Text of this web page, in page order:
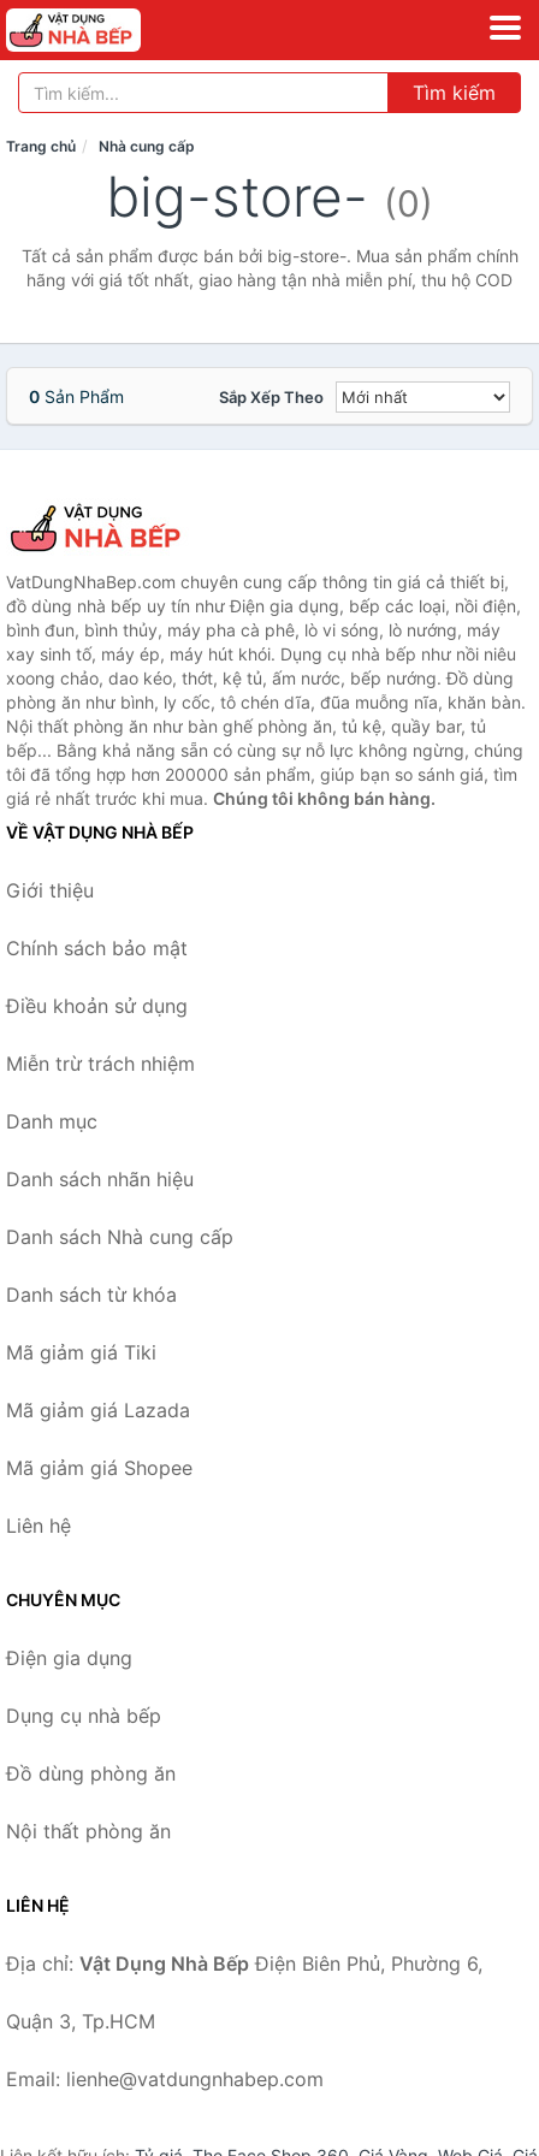
Tìm kiếm
Trang chủ Nhà cung cấp
big-store- (0)
Tất cả sản phẩm được bán bởi big-store-. Mua sản phẩm chính
hãng với giá tốt nhất, giao hàng tận nhà miễn phí, thu hộ COD
0 Sản Phẩm Sắp Xếp Theo
VatDungNhaBep.com chuyên cung cấp thông tin giá cả thiết bị,
đồ dùng nhà bếp uy tín như Điện gia dụng, bếp các loại, nồi điện,
bình đun, bình thủy, máy pha cà phê, lò vi sóng, lò nướng, máy
xay sinh tố, máy ép, máy hút khói. Dụng cụ nhà bếp như nồi niêu
xoong chảo, dao kéo, thớt, kệ tủ, ấm nước, bếp nướng. Đồ dùng
phòng ăn như bình, ly cốc, tô chén dĩa, đũa muỗng nĩa, khăn bàn.
Nội thất phòng ăn như bàn ghế phòng ăn, tủ kệ, quầy bar, tủ
bếp... Bằng khả năng sẵn có cùng sự nỗ lực không ngừng, chúng
tôi đã tổng hợp hơn 200000 sản phẩm, giúp bạn so sánh giá, tìm
giá rẻ nhất trước khi mua. Chúng tôi không bán hàng.
VỀ VẬT DỤNG NHÀ BẾP
Giới thiệu
Chính sách bảo mật
Điều khoản sử dụng
Miễn trừ trách nhiệm
Danh mục
Danh sách nhãn hiệu
Danh sách Nhà cung cấp
Danh sách từ khóa
Mã giảm giá Tiki
Mã giảm giá Lazada
Mã giảm giá Shopee
Liên hệ
CHUYÊN MỤC
Điện gia dụng
Dụng cụ nhà bếp
Đồ dùng phòng ăn
Nội thất phòng ăn
LIÊN HỆ
Địa chỉ: Vật Dụng Nhà Bếp Điện Biên Phủ, Phường 6,
Quận 3, Tp.HCM
Email: lienhe@vatdungnhabep.com